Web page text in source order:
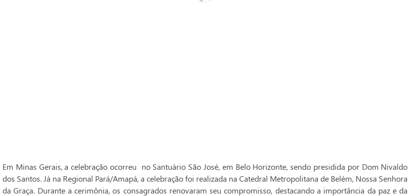
Em Minas Gerais, a celebração ocorreu no Santuário São José, em Belo Horizonte, sendo presidida por Dom Nivaldo
dos Santos. Já na Regional Pará/Amapá, a celebração foi realizada na Catedral Metropolitana de Belém, Nossa Senhora
da Graça. Durante a cerimônia, os consagrados renovaram seu compromisso, destacando a importância da paz e da